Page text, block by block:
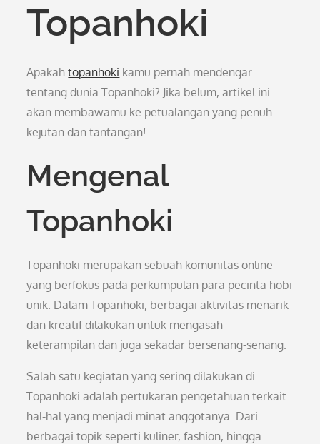
Topanhoki
Apakahtopanhoki kamu pernah mendengar
tentang dunia Topanhoki? Jika belum, artikel ini
akan membawamu ke petualangan yang penuh
kejutan dan tantangan!
Mengenal
Topanhoki
Topanhoki merupakan sebuah komunitas online
yang berfokus pada perkumpulan para pecinta hobi
unik. Dalam Topanhoki, berbagai aktivitas menarik
dan kreatif dilakukan untuk mengasah
keterampilan dan juga sekadar bersenang-senang.
Salah satu kegiatan yang sering dilakukan di
Topanhoki adalah pertukaran pengetahuan terkait
hal-hal yang menjadi minat anggotanya. Dari
berbagai topik seperti kuliner, fashion, hingga